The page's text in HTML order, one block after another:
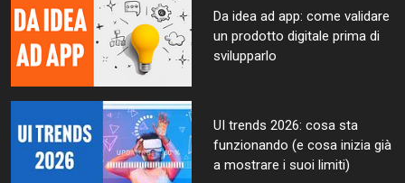
Da idea ad app: come validare
un prodotto digitale prima di
svilupparlo
UI trends 2026: cosa sta
funzionando (e cosa inizia già
a mostrare i suoi limiti)